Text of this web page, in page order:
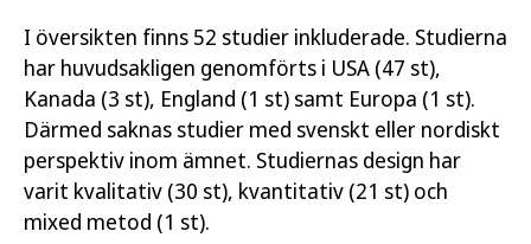
I översikten finns 52 studier inkluderade. Studierna
har huvudsakligen genomförts i USA (47 st),
Kanada (3 st), England (1 st) samt Europa (1 st).
Därmed saknas studier med svenskt eller nordiskt
perspektiv inom ämnet. Studiernas design har
varit kvalitativ (30 st), kvantitativ (21 st) och
mixed metod (1 st).
Allmänhetens kunskap om och attityder till
hiv
Författare: Folkhälsomyndigheten
Publicerad: 29 november 2022